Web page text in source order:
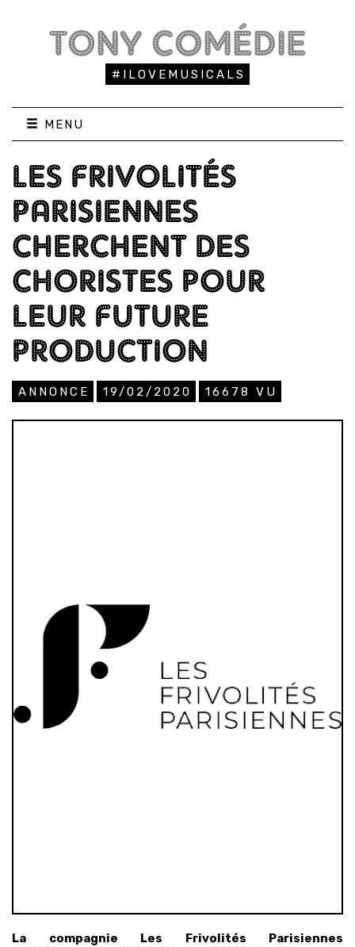
TONY COMÉDIE
#ILOVEMUSICALS
MENU
LES FRIVOLITÉS
PARISIENNES
CHERCHENT DES
CHORISTES POUR
LEUR FUTURE
PRODUCTION
ANNONCE 19/02/2020 16678 VU
La compagnie Les Frivolités Parisiennes